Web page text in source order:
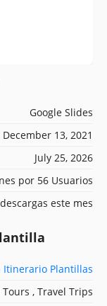
Google Slides
December 13, 2021
July 25, 2026
por 56 Usuarios
este mes
Itinerario Plantillas
, Travel Trips